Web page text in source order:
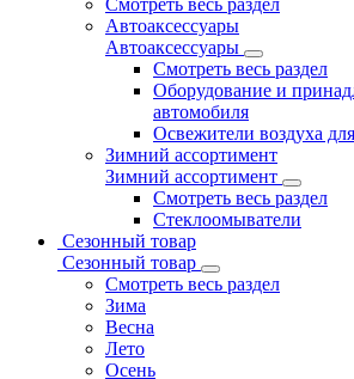
Смотреть весь раздел
Автоаксессуары
Автоаксессуары
Смотреть весь раздел
Оборудование и
автомобиля
Освежители воздуха
Зимний ассортимент
Зимний ассортимент
Смотреть весь раздел
Стеклоомыватели
Сезонный товар
Сезонный товар
Смотреть весь раздел
Зима
Весна
Лето
Осень